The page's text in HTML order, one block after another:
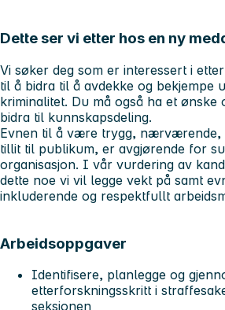
Dette ser vi etter hos en ny
Vi søker deg som er interessert i
til å bidra til å avdekke og bekjempe
kriminalitet. Du må også ha et ønske
bidra til kunnskapsdeling.
Evnen til å være trygg, nærværende,
tillit til publikum, er avgjørende for
organisasjon. I vår vurdering av
dette noe vi vil legge vekt på samt
inkluderende og respektfullt
Arbeidsoppgaver
Identifisere, planlegge og
etterforskningsskritt i
seksjonen